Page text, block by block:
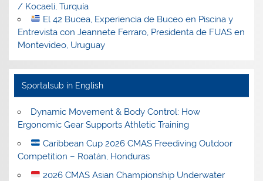
/ Kocaeli, Turquía
El 42 Bucea, Experiencia de Buceo en Piscina y
Entrevista con Jeannete Ferraro, Presidenta de FUAS en
Montevideo, Uruguay
Sportalsub in English
Dynamic Movement & Body Control: How
Ergonomic Gear Supports Athletic Training
Caribbean Cup 2026 CMAS Freediving Outdoor
Competition – Roatán, Honduras
2026 CMAS Asian Championship Underwater